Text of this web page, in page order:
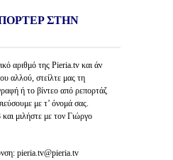
ΣΤΗΝ
αριθμό της Pieria.tv και άν
αλλού, στείλτε μας τη
ή το βίντεο από ρεπορτάζ
με τ’ όνομά σας.
μιλήστε με τον Γιώργο
pieria.tv@pieria.tv